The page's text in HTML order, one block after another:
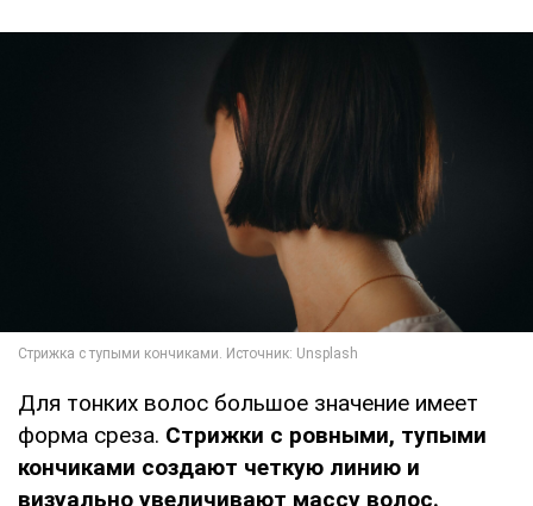
Для тонких волос большое значение имеет
форма среза. Стрижки с ровными, тупыми
кончиками создают четкую линию и
визуально увеличивают массу волос.